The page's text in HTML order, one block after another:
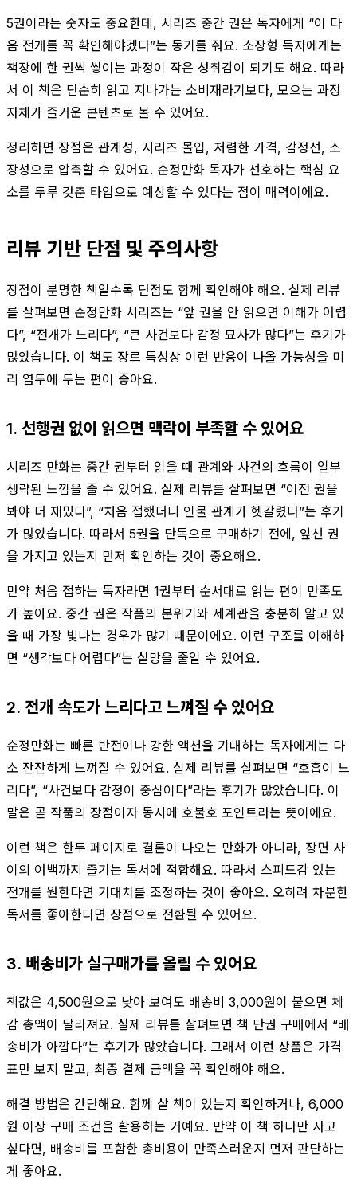
5권이라는 숫자도 중요한데, 시리즈 중간 권은 독자에게 “이 다
음 전개를 꼭 확인해야겠다”는 동기를 줘요. 소장형 독자에게는
책장에 한 권씩 쌓이는 과정이 작은 성취감이 되기도 해요. 따라
서 이 책은 단순히 읽고 지나가는 소비재라기보다, 모으는 과정
자체가 즐거운 콘텐츠로 볼 수 있어요.
정리하면 장점은 관계성, 시리즈 몰입, 저렴한 가격, 감정선, 소
장성으로 압축할 수 있어요. 순정만화 독자가 선호하는 핵심 요
소를 두루 갖춘 타입으로 예상할 수 있다는 점이 매력이에요.
리뷰 기반 단점 및 주의사항
장점이 분명한 책일수록 단점도 함께 확인해야 해요. 실제 리뷰
를 살펴보면 순정만화 시리즈는 “앞 권을 안 읽으면 이해가 어렵
다”, “전개가 느리다”, “큰 사건보다 감정 묘사가 많다”는 후기가
많았습니다. 이 책도 장르 특성상 이런 반응이 나올 가능성을 미
리 염두에 두는 편이 좋아요.
1. 선행권 없이 읽으면 맥락이 부족할 수 있어요
시리즈 만화는 중간 권부터 읽을 때 관계와 사건의 흐름이 일부
생략된 느낌을 줄 수 있어요. 실제 리뷰를 살펴보면 “이전 권을
봐야 더 재밌다”, “처음 접했더니 인물 관계가 헷갈렸다”는 후기
가 많았습니다. 따라서 5권을 단독으로 구매하기 전에, 앞선 권
을 가지고 있는지 먼저 확인하는 것이 중요해요.
만약 처음 접하는 독자라면 1권부터 순서대로 읽는 편이 만족도
가 높아요. 중간 권은 작품의 분위기와 세계관을 충분히 알고 있
을 때 가장 빛나는 경우가 많기 때문이에요. 이런 구조를 이해하
면 “생각보다 어렵다”는 실망을 줄일 수 있어요.
2. 전개 속도가 느리다고 느껴질 수 있어요
순정만화는 빠른 반전이나 강한 액션을 기대하는 독자에게는 다
소 잔잔하게 느껴질 수 있어요. 실제 리뷰를 살펴보면 “호흡이 느
리다”, “사건보다 감정이 중심이다”라는 후기가 많았습니다. 이
말은 곧 작품의 장점이자 동시에 호불호 포인트라는 뜻이에요.
이런 책은 한두 페이지로 결론이 나오는 만화가 아니라, 장면 사
이의 여백까지 즐기는 독서에 적합해요. 따라서 스피드감 있는
전개를 원한다면 기대치를 조정하는 것이 좋아요. 오히려 차분한
독서를 좋아한다면 장점으로 전환될 수 있어요.
3. 배송비가 실구매가를 올릴 수 있어요
책값은 4,500원으로 낮아 보여도 배송비 3,000원이 붙으면 체
감 총액이 달라져요. 실제 리뷰를 살펴보면 책 단권 구매에서 “배
송비가 아깝다”는 후기가 많았습니다. 그래서 이런 상품은 가격
표만 보지 말고, 최종 결제 금액을 꼭 확인해야 해요.
해결 방법은 간단해요. 함께 살 책이 있는지 확인하거나, 6,000
원 이상 구매 조건을 활용하는 거예요. 만약 이 책 하나만 사고
싶다면, 배송비를 포함한 총비용이 만족스러운지 먼저 판단하는
게 좋아요.